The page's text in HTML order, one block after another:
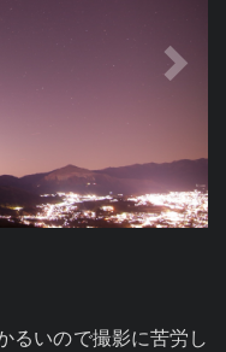
るいので撮影に苦労し